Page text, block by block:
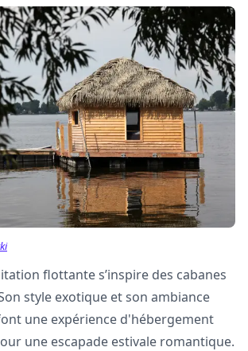
flottante s’inspire des cabanes
style exotique et son ambiance
une expérience d'hébergement
une escapade estivale romantique.